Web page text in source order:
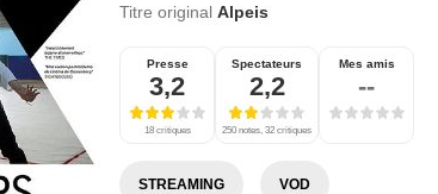
Titre original Alpeis
Presse
3,2
18 critiques
Spectateurs
2,2
250 notes, 32 critiques
Mes amis
--
STREAMING VOD